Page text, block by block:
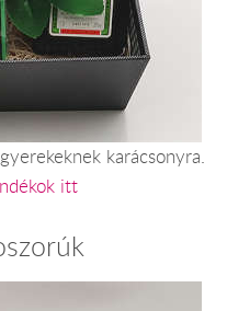
karácsonyra.
itt